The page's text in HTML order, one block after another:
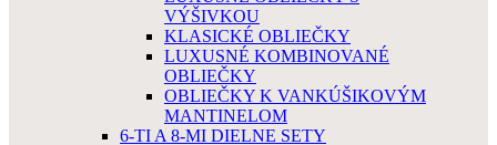
VÝŠIVKOU
KLASICKÉ OBLIEČKY
LUXUSNÉ KOMBINOVANÉ
OBLIEČKY
OBLIEČKY K VANKÚŠIKOVÝM
MANTINELOM
6-TI A 8-MI DIELNE SETY